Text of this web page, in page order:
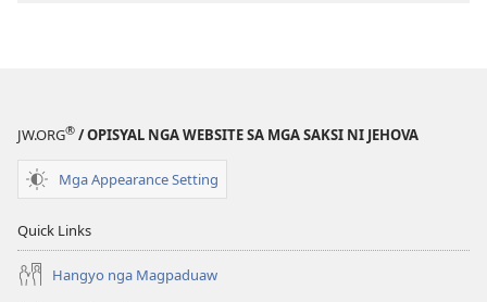
sa
JW.ORG® / OPISYAL NGA WEBSITE SA MGA SAKSI NI JEHOVA
Mga Appearance Setting
Quick Links
Hangyo nga Magpaduaw